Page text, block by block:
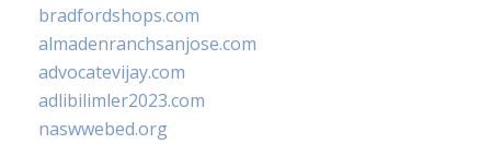
bradfordshops.com
almadenranchsanjose.com
advocatevijay.com
adlibilimler2023.com
naswwebed.org